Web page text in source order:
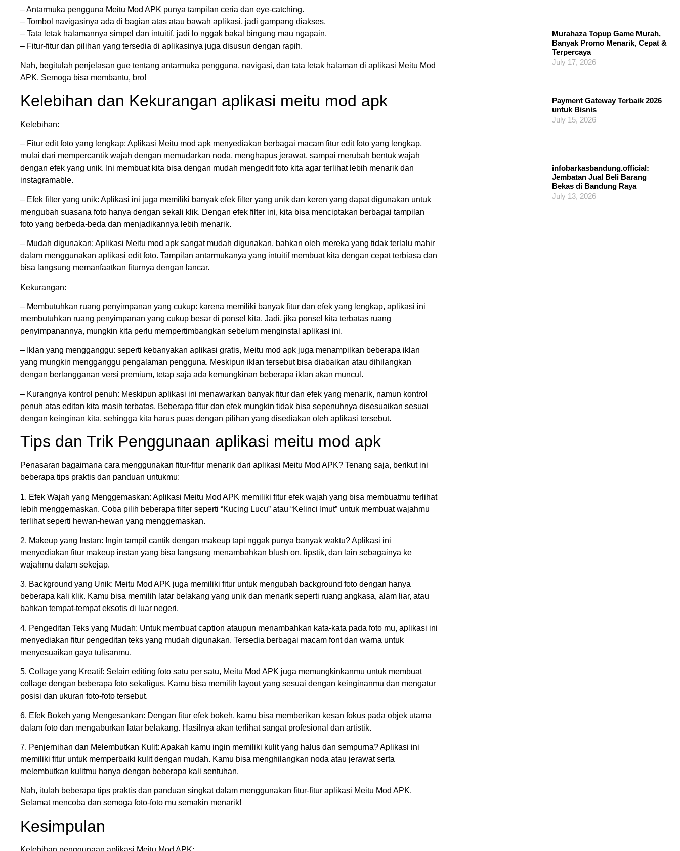
– Antarmuka pengguna Meitu Mod APK punya tampilan ceria dan eye-catching.
– Tombol navigasinya ada di bagian atas atau bawah aplikasi, jadi gampang diakses.
– Tata letak halamannya simpel dan intuitif, jadi lo nggak bakal bingung mau ngapain.
– Fitur-fitur dan pilihan yang tersedia di aplikasinya juga disusun dengan rapih.
Nah, begitulah penjelasan gue tentang antarmuka pengguna, navigasi, dan tata letak halaman di aplikasi Meitu Mod
APK. Semoga bisa membantu, bro!
Kelebihan dan Kekurangan aplikasi meitu mod apk
Kelebihan:
– Fitur edit foto yang lengkap: Aplikasi Meitu mod apk menyediakan berbagai macam fitur edit foto yang lengkap,
mulai dari mempercantik wajah dengan memudarkan noda, menghapus jerawat, sampai merubah bentuk wajah
dengan efek yang unik. Ini membuat kita bisa dengan mudah mengedit foto kita agar terlihat lebih menarik dan
instagramable.
– Efek filter yang unik: Aplikasi ini juga memiliki banyak efek filter yang unik dan keren yang dapat digunakan untuk
mengubah suasana foto hanya dengan sekali klik. Dengan efek filter ini, kita bisa menciptakan berbagai tampilan
foto yang berbeda-beda dan menjadikannya lebih menarik.
– Mudah digunakan: Aplikasi Meitu mod apk sangat mudah digunakan, bahkan oleh mereka yang tidak terlalu mahir
dalam menggunakan aplikasi edit foto. Tampilan antarmukanya yang intuitif membuat kita dengan cepat terbiasa dan
bisa langsung memanfaatkan fiturnya dengan lancar.
Kekurangan:
– Membutuhkan ruang penyimpanan yang cukup: karena memiliki banyak fitur dan efek yang lengkap, aplikasi ini
membutuhkan ruang penyimpanan yang cukup besar di ponsel kita. Jadi, jika ponsel kita terbatas ruang
penyimpanannya, mungkin kita perlu mempertimbangkan sebelum menginstal aplikasi ini.
– Iklan yang mengganggu: seperti kebanyakan aplikasi gratis, Meitu mod apk juga menampilkan beberapa iklan
yang mungkin mengganggu pengalaman pengguna. Meskipun iklan tersebut bisa diabaikan atau dihilangkan
dengan berlangganan versi premium, tetap saja ada kemungkinan beberapa iklan akan muncul.
– Kurangnya kontrol penuh: Meskipun aplikasi ini menawarkan banyak fitur dan efek yang menarik, namun kontrol
penuh atas editan kita masih terbatas. Beberapa fitur dan efek mungkin tidak bisa sepenuhnya disesuaikan sesuai
dengan keinginan kita, sehingga kita harus puas dengan pilihan yang disediakan oleh aplikasi tersebut.
Tips dan Trik Penggunaan aplikasi meitu mod apk
Penasaran bagaimana cara menggunakan fitur-fitur menarik dari aplikasi Meitu Mod APK? Tenang saja, berikut ini
beberapa tips praktis dan panduan untukmu:
1. Efek Wajah yang Menggemaskan: Aplikasi Meitu Mod APK memiliki fitur efek wajah yang bisa membuatmu terlihat
lebih menggemaskan. Coba pilih beberapa filter seperti “Kucing Lucu” atau “Kelinci Imut” untuk membuat wajahmu
terlihat seperti hewan-hewan yang menggemaskan.
2. Makeup yang Instan: Ingin tampil cantik dengan makeup tapi nggak punya banyak waktu? Aplikasi ini
menyediakan fitur makeup instan yang bisa langsung menambahkan blush on, lipstik, dan lain sebagainya ke
wajahmu dalam sekejap.
3. Background yang Unik: Meitu Mod APK juga memiliki fitur untuk mengubah background foto dengan hanya
beberapa kali klik. Kamu bisa memilih latar belakang yang unik dan menarik seperti ruang angkasa, alam liar, atau
bahkan tempat-tempat eksotis di luar negeri.
4. Pengeditan Teks yang Mudah: Untuk membuat caption ataupun menambahkan kata-kata pada foto mu, aplikasi ini
menyediakan fitur pengeditan teks yang mudah digunakan. Tersedia berbagai macam font dan warna untuk
menyesuaikan gaya tulisanmu.
5. Collage yang Kreatif: Selain editing foto satu per satu, Meitu Mod APK juga memungkinkanmu untuk membuat
collage dengan beberapa foto sekaligus. Kamu bisa memilih layout yang sesuai dengan keinginanmu dan mengatur
posisi dan ukuran foto-foto tersebut.
6. Efek Bokeh yang Mengesankan: Dengan fitur efek bokeh, kamu bisa memberikan kesan fokus pada objek utama
dalam foto dan mengaburkan latar belakang. Hasilnya akan terlihat sangat profesional dan artistik.
7. Penjernihan dan Melembutkan Kulit: Apakah kamu ingin memiliki kulit yang halus dan sempurna? Aplikasi ini
memiliki fitur untuk memperbaiki kulit dengan mudah. Kamu bisa menghilangkan noda atau jerawat serta
melembutkan kulitmu hanya dengan beberapa kali sentuhan.
Nah, itulah beberapa tips praktis dan panduan singkat dalam menggunakan fitur-fitur aplikasi Meitu Mod APK.
Selamat mencoba dan semoga foto-foto mu semakin menarik!
Kesimpulan
Murahaza Topup Game Murah,
Banyak Promo Menarik, Cepat &
Terpercaya
July 17, 2026
Payment Gateway Terbaik 2026
untuk Bisnis
July 15, 2026
infobarkasbandung.official:
Jembatan Jual Beli Barang
Bekas di Bandung Raya
July 13, 2026